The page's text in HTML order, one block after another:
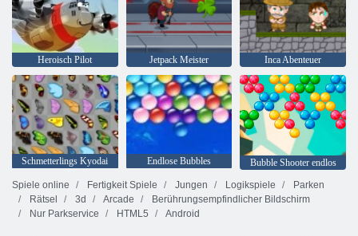
Heroisch Pilot Jetpack Meister Inca Abenteuer
Schmetterlings Kyodai Endlose Bubbles
Bubble Shooter endlos
Spiele online
Fertigkeit Spiele Jungen Logikspiele
Parken
Rätsel
3d Arcade
Berührungsempfindlicher Bildschirm
Nur Parkservice
HTML5 Android